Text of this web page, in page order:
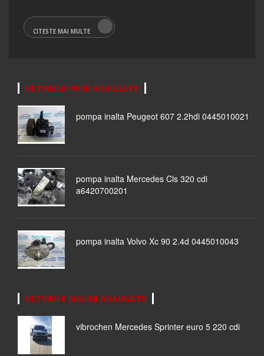
CITESTE MAI MULTE
ULTIMELE PIESE ADAUGATE
pompa inalta Peugeot 607 2.2hdi 0445010021
pompa inalta Mercedes Cls 320 cdi
a6420700201
pompa inalta Volvo Xc 90 2.4d 0445010043
ULTIMELE MASINI ADAUGATE
vibrochen Mercedes Sprinter euro 5 220 cdi